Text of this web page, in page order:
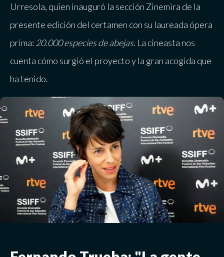
Urresola, quien inauguró la sección Zinemira de la
presente edición del certamen con su laureada ópera
prima: 20.000 especies de abejas. La cineasta nos
cuenta cómo surgió el proyecto y la gran acogida que
ha tenido.